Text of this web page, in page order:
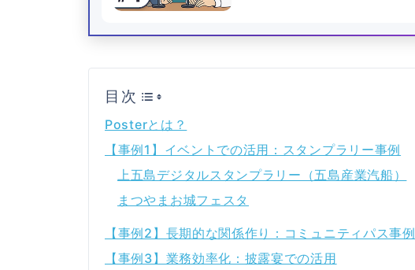
目次
Posterとは？
【事例1】イベントでの活用：スタンプラリー事例
上五島デジタルスタンプラリー（五島産業汽船）
まつやまお城フェスタ
【事例2】長期的な関係作り：コミュニティパス事例
【事例3】業務効率化：披露宴での活用